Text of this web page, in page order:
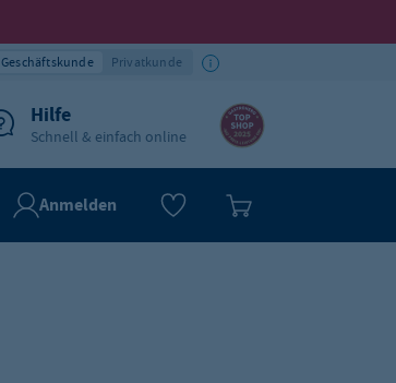
Geschäftskunde Privatkunde
Hilfe
Schnell & einfach online
Anmelden